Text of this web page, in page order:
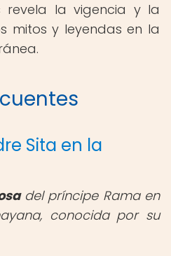
revela la vigencia y la
mitos y leyendas en la
Sita en la
del príncipe Rama en
conocida por su